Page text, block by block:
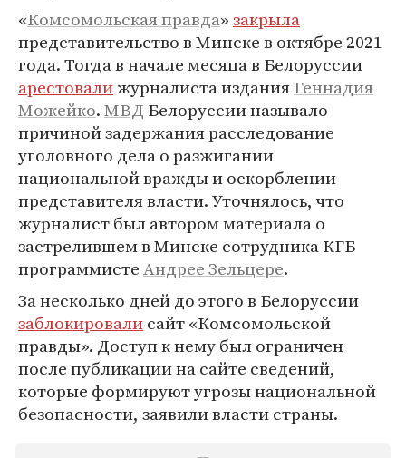
«Комсомольская правда»закрыла
представительство в Минске в октябре 2021
года. Тогда в начале месяца в Белоруссии
арестовалижурналиста изданияГеннадия
Можейко.МВД Белоруссии называло
причиной задержания расследование
уголовного дела о разжигании
национальной вражды и оскорблении
представителя власти. Уточнялось, что
журналист был автором материала о
застрелившем в Минске сотрудника КГБ
программистеАндрее Зельцере.
За несколько дней до этого в Белоруссии
заблокировалисайт «Комсомольской
правды». Доступ к нему был ограничен
после публикации на сайте сведений,
которые формируют угрозы национальной
безопасности, заявили власти страны.